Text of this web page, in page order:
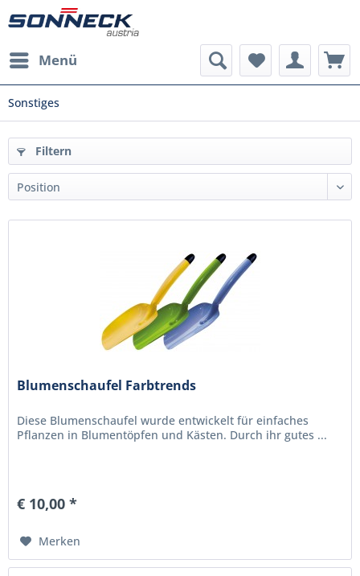
Menü
Sonstiges
Filtern
Blumenschaufel Farbtrends
Diese Blumenschaufel wurde entwickelt für einfaches
Pflanzen in Blumentöpfen und Kästen. Durch ihr gutes ...
€ 10,00 *
Merken